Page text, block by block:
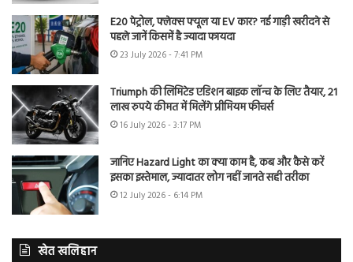
E20 पेट्रोल, फ्लेक्स फ्यूल या EV कार? नई गाड़ी खरीदने से
पहले जानें किसमें है ज्यादा फायदा
23 July 2026 - 7:41 PM
Triumph की लिमिटेड एडिशन बाइक लॉन्च के लिए तैयार, 21
लाख रुपये कीमत में मिलेंगे प्रीमियम फीचर्स
16 July 2026 - 3:17 PM
जानिए Hazard Light का क्या काम है, कब और कैसे करें
इसका इस्तेमाल, ज्यादातर लोग नहीं जानते सही तरीका
12 July 2026 - 6:14 PM
खेत खलिहान